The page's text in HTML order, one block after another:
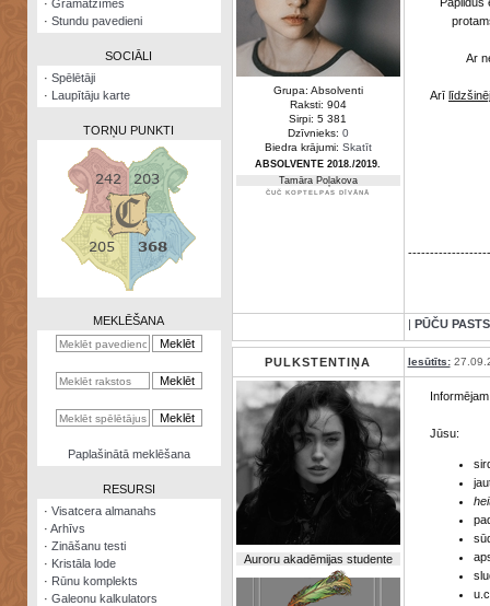
Zināšanu
kalkulators
Nomētātās
· Grāmatzīmes
· Stundu pavedieni
SOCIĀLI
· Spēlētāji
· Laupītāju karte
TORŅU PUNKTI
MEKLĒŠANA
Paplašinātā meklēšana
RESURSI
· Visatcera almanahs
· Arhīvs
· Zināšanu testi
· Kristāla lode
· Rūnu komplekts
· Galeonu kalkulators
Grupa: Absolventi
Raksti: 904
Sirpi: 5 381
Dzīvnieks: 0
Biedra krājumi: Skatīt
ABSOLVENTE 2018./2019.
Tamāra Poļakova
ČUČ KOPTELPAS DĪVĀNĀ
Ar
Arī
| PŪČU PASTS
PULKSTENTIŅA Iesūtīts:
Auroru akadēmijas studente
Jūsu: